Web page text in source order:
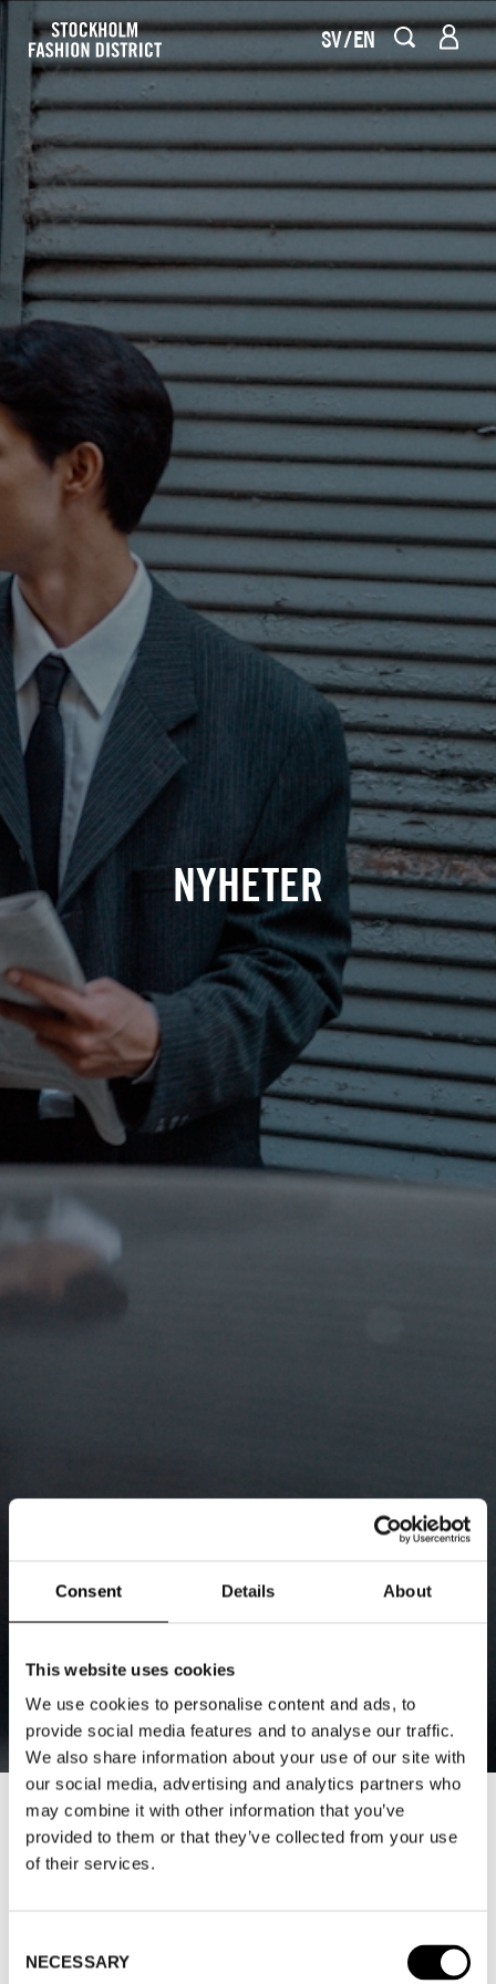
Consent Details About
This website uses cookies
We use cookies to personalise content and ads, to
provide social media features and to analyse our traffic.
We also share information about your use of our site with
our social media, advertising and analytics partners who
may combine it with other information that you’ve
provided to them or that they’ve collected from your use
of their services.
Selection
NECESSARY
SV EN
NYHETER
BIRKENSTOCK SLÄPPER
KOLLEKTION MED CENTRAL SAINT